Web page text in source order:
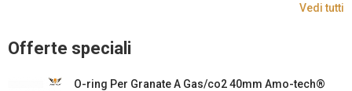
Vedi tutti
Offerte speciali
O-ring Per Granate A Gas/co2 40mm Amo-tech®